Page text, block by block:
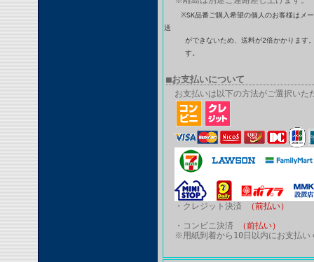
※SK品番ご購入希望の個人のお客様はメ
送
ができないため、送料が2倍かかります。
す。
■お支払いについて
お支払いは以下の方法がご選択いた
・クレジット決済
（前払い）
・コンビニ決済
（前払い）
※用紙到着から10日以内にお支払い